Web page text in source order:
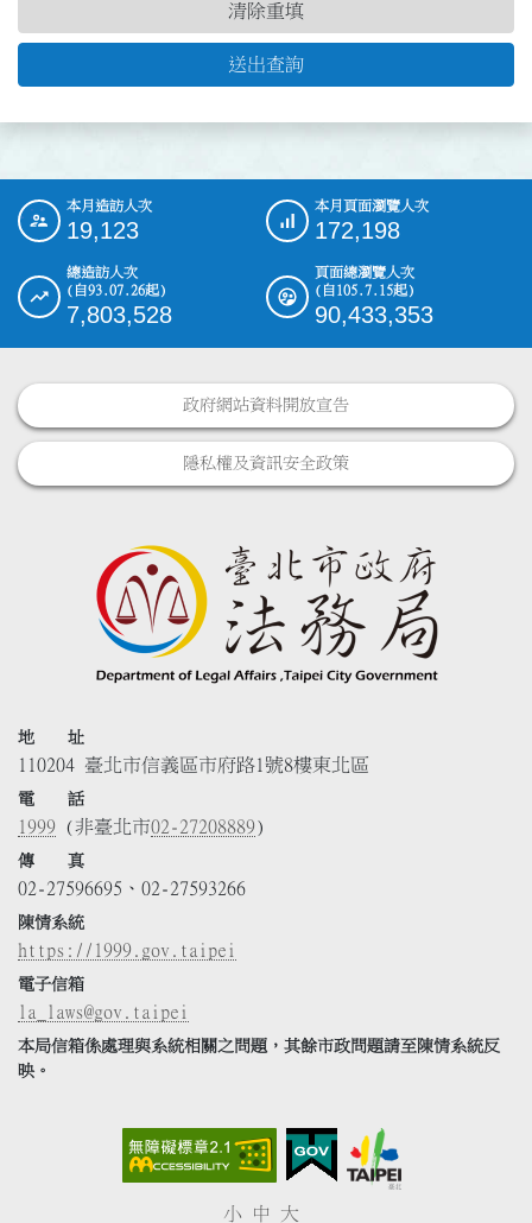
送出查詢
清除重填
::: 本月造訪人次
19,123
本月頁面瀏覽人次
172,198
總造訪人次
(自93.07.26起)
7,803,528
頁面總瀏覽人次
(自105.7.15起)
90,433,353
政府網站資料開放宣告
隱私權及資訊安全政策
地 址
110204 臺北市信義區市府路1號8樓東北區
電 話
1999 (非臺北市02-27208889)
傳 真
02-27596695、02-27593266
陳情系統
https://1999.gov.taipei
電子信箱
la_laws@gov.taipei
本局信箱係處理與系統相關之問題，其餘市政問題請至陳情系統反
映。
小 中 大